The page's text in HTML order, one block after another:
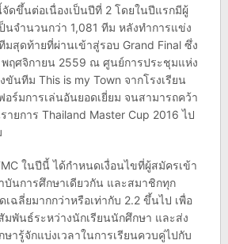
ดขึ้นต่อเนื่องเป็นปีที่ 2 โดยในปีแรกมีผู้
นจำนวนกว่า 1,081 ทีม หลังทำการแข่ง
มสุดท้ายที่ผ่านเข้าสู่รอบ Grand Final ซึ่ง
ฤศจิกายน 2559 ณ ศูนย์การประชุมแห่ง
นทีม This is my Town จากโรงเรียน
ร์มการเล่นอันยอดเยี่ยม จนสามารถคว้า
ายการ Thailand Master Cup 2016 ไป
ในปีนี้ ได้กำหนดเงื่อนไขที่ผู้สมัครเข้า
บันการศึกษาเดียวกัน และสมาชิกทุก
เฉลี่ยมากกว่าหรือเท่ากับ 2.2 ขึ้นไป เพื่อ
มพันธ์ระหว่างนักเรียนนักศึกษา และส่ง
ษารู้จักแบ่งเวลาในการเรียนควบคู่ไปกับ